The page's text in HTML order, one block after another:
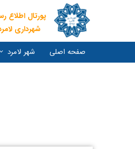
صفحه اصلی شهر لامرد
پورتال اطلاع
شهرداری